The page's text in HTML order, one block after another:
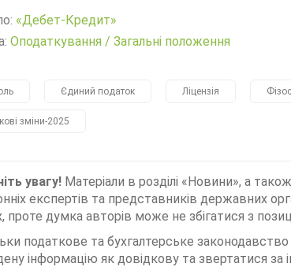
«Дебет-Кредит»
Оподаткування / Загальні положення
Єдиний податок Ліцензія
зміни-2025
увагу! Матеріали в розділі «Новини», а
експертів та представників державних
проте думка авторів може не збігатися з
податкове та бухгалтерське
інформацію як довідкову та звертатися